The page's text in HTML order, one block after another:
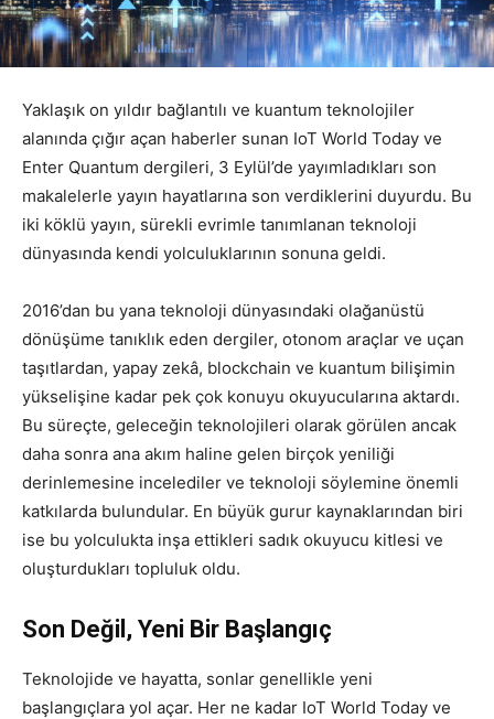
Yaklaşık on yıldır bağlantılı ve kuantum teknolojiler
alanında çığır açan haberler sunan IoT World Today ve
Enter Quantum dergileri, 3 Eylül’de yayımladıkları son
makalelerle yayın hayatlarına son verdiklerini duyurdu. Bu
iki köklü yayın, sürekli evrimle tanımlanan teknoloji
dünyasında kendi yolculuklarının sonuna geldi.
2016’dan bu yana teknoloji dünyasındaki olağanüstü
dönüşüme tanıklık eden dergiler, otonom araçlar ve uçan
taşıtlardan, yapay zekâ, blockchain ve kuantum bilişimin
yükselişine kadar pek çok konuyu okuyucularına aktardı.
Bu süreçte, geleceğin teknolojileri olarak görülen ancak
daha sonra ana akım haline gelen birçok yeniliği
derinlemesine incelediler ve teknoloji söylemine önemli
katkılarda bulundular. En büyük gurur kaynaklarından biri
ise bu yolculukta inşa ettikleri sadık okuyucu kitlesi ve
oluşturdukları topluluk oldu.
Son Değil, Yeni Bir Başlangıç
Teknolojide ve hayatta, sonlar genellikle yeni
başlangıçlara yol açar. Her ne kadar IoT World Today ve